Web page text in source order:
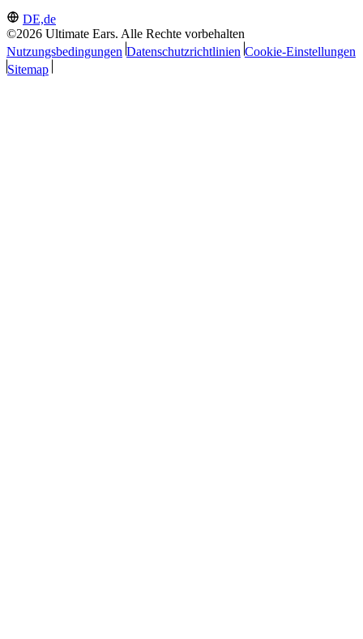
DE,de
©2026 Ultimate Ears. Alle Rechte vorbehalten
Nutzungsbedingungen Datenschutzrichtlinien Cookie-Einstellungen
Sitemap